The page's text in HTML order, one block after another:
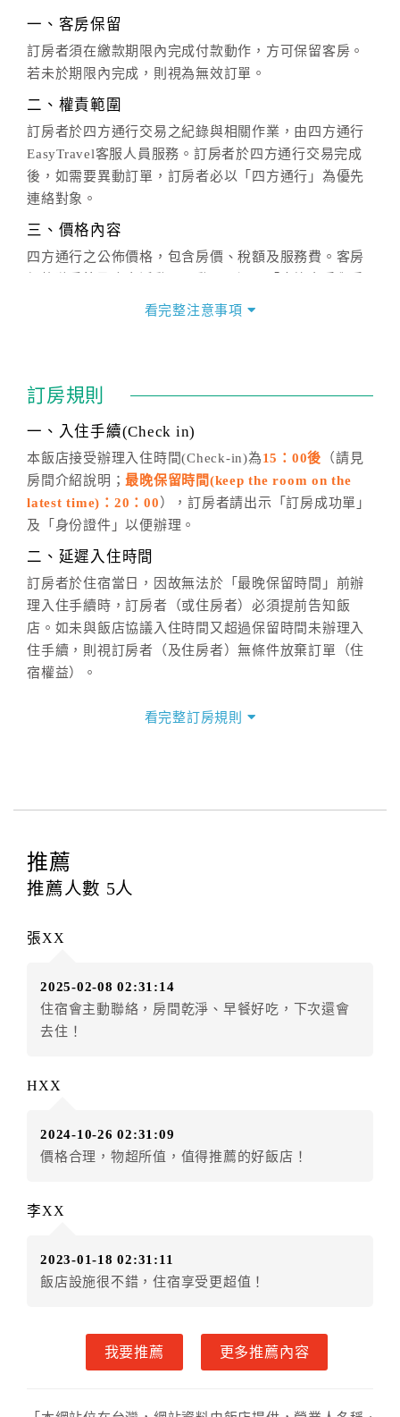
一、客房保留
訂房者須在繳款期限內完成付款動作，方可保留客房。
若未於期限內完成，則視為無效訂單。
二、權責範圍
訂房者於四方通行交易之紀錄與相關作業，由四方通行
EasyTravel客服人員服務。訂房者於四方通行交易完成
後，如需要異動訂單，訂房者必以「四方通行」為優先
連絡對象。
三、價格內容
四方通行之公佈價格，包含房價、稅額及服務費。客房
價」之當日價格為標準。
話方式異動訂單。
※非客服時間之申辦異動，皆為次日計算及辦理。
五、客服時間
週一至週日，上午9:00～晚上6:00
六、聯絡方式
(07)9682715 。
看完整注意事項
訂房規則
一、入住手續(Check in)
本飯店接受辦理入住時間(Check-in)為15：00後 （請見
房間介紹說明；最晚保留時間(keep the room on the
latest time)：20：00 ），訂房者請出示「訂房成功單」
及「身份證件」以便辦理。
二、延遲入住時間
訂房者於住宿當日，因故無法於「最晚保留時間」前辦
理入住手續時，訂房者（或住房者）必須提前告知飯
店。如未與飯店協議入住時間又超過保留時間未辦理入
住手續，則視訂房者（及住房者）無條件放棄訂單（住
宿權益）。
四、訂單異動
提出申辦不得異動訂單。
每筆訂單異動限定
辦理取消退款。
房者應補足差額。（限原訂飯店）
房者不得要求退其差額。（限原訂飯店）
五、保留住宿權益(保留住房)
款。（提出申辦日為保留起算日）
店客滿，敬請及早計畫，如逾時未提出申辦，視同無條
件放棄訂單（住宿權益）。 （限原訂飯店使用）
得辦理取消退款。
．訂單異動後，訂單費用總計小於原訂單費用總計時，
訂房者因故取消訂單辦理退款，依下列標準申辦：
◎住房日3天前辦理者，訂單費用扣除總計0%為手續費
看完整訂房規則
推薦
推薦人數 5人
張XX
2025-02-08 02:31:14
住宿會主動聯絡，房間乾淨、早餐好吃，下次還會
去住！
HXX
2024-10-26 02:31:09
價格合理，物超所值，值得推薦的好飯店！
李XX
2023-01-18 02:31:11
飯店設施很不錯，住宿享受更超值！
我要推薦 更多推薦內容